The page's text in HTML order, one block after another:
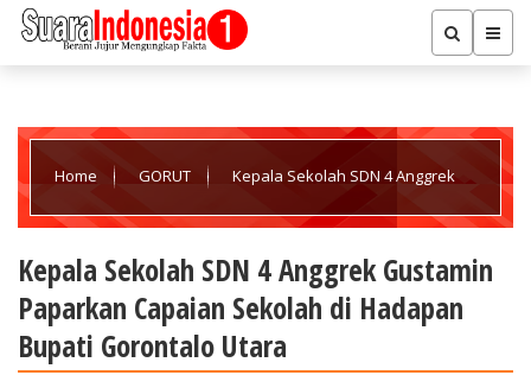
Home GORUT Kepala Sekolah SDN 4 Anggrek
Gorontalo Utara
Kepala Sekolah SDN 4 Anggrek Gustamin
Paparkan Capaian Sekolah di Hadapan
Bupati Gorontalo Utara